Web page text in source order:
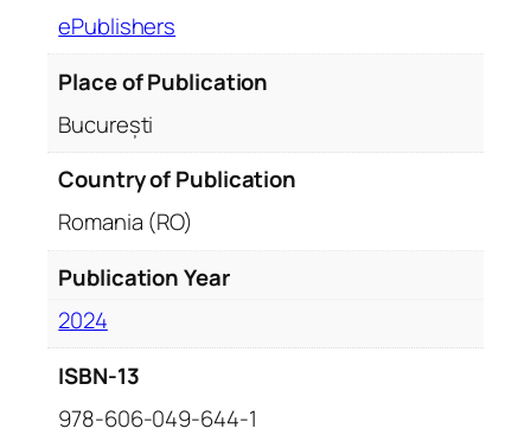
ePublishers
Place of Publication
București
Country of Publication
Romania (RO)
Publication Year
2024
ISBN-13
978-606-049-644-1